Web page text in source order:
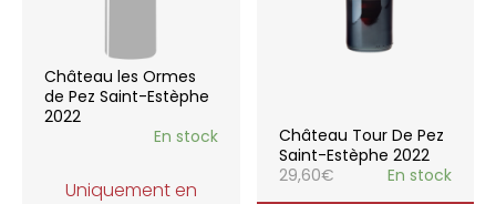
Château les Ormes
de Pez Saint-Estèphe
2022
En stock
Uniquement en
Château Tour De Pez
Saint-Estèphe 2022
29,60€ En stock